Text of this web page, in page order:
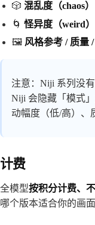
🎲 混乱度（chaos）
🌀 怪异度（weird）
🖼️ 风格参考 / 质量
注意：Niji 系列没有
Niji 会隐藏「模式
动幅度（低/高）、
计费
全模型按积分计费、
哪个版本适合你的画